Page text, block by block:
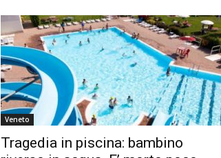
Veneto
Tragedia in piscina: bambino